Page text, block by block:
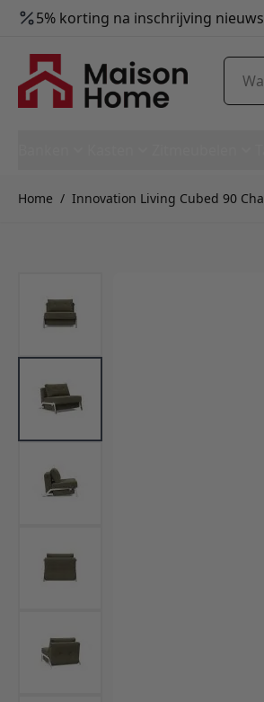
5% korting na inschrijving
Waar
Home / Innovation Living Cubed 90
Innovation Living